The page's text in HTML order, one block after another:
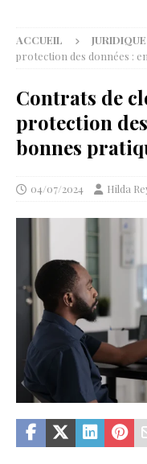
ACCUEIL JURIDIQUE
protection des données :
Contrats de
protection
bonnes
04/07/2024 Hilda